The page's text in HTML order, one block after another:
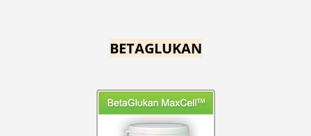
BETAGLUKAN